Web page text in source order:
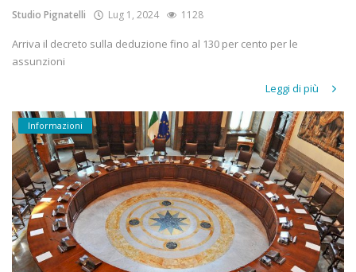
Studio Pignatelli Lug 1, 2024 1128
Arriva il decreto sulla deduzione fino al 130 per cento per le
assunzioni
Leggi di più
Informazioni